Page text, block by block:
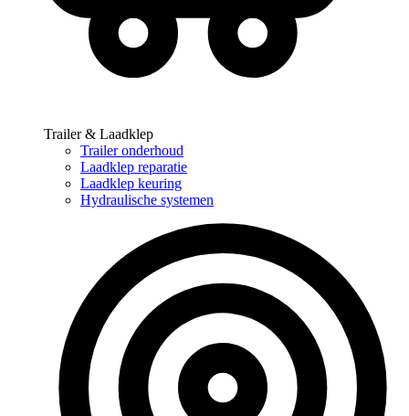
Trailer & Laadklep
Trailer onderhoud
Laadklep reparatie
Laadklep keuring
Hydraulische systemen